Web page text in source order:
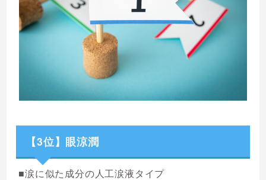
【3位】眼涼潤
■涙に似た成分の人工涙液タイプ